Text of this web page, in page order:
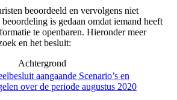
beoordeeld en vervolgens niet
is gedaan omdat iemand heeft
te openbaren. Hieronder meer
en het besluit:
Achtergrond
aangaande Scenario’s en
over de periode augustus 2020